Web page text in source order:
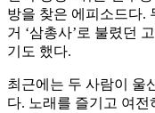
방을 찾은 에피소드다.
거 ‘삼총사’로 불렸던
기도 했다.
최근에는 두 사람이 울
다. 노래를 즐기고 여